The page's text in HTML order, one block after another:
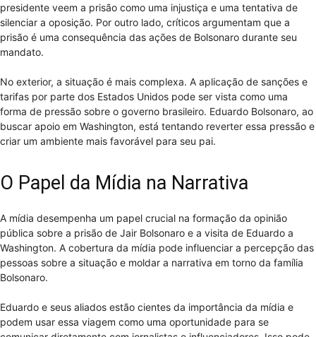
presidente veem a prisão como uma injustiça e uma tentativa de
silenciar a oposição. Por outro lado, críticos argumentam que a
prisão é uma consequência das ações de Bolsonaro durante seu
mandato.
No exterior, a situação é mais complexa. A aplicação de sanções e
tarifas por parte dos Estados Unidos pode ser vista como uma
forma de pressão sobre o governo brasileiro. Eduardo Bolsonaro, ao
buscar apoio em Washington, está tentando reverter essa pressão e
criar um ambiente mais favorável para seu pai.
O Papel da Mídia na Narrativa
A mídia desempenha um papel crucial na formação da opinião
pública sobre a prisão de Jair Bolsonaro e a visita de Eduardo a
Washington. A cobertura da mídia pode influenciar a percepção das
pessoas sobre a situação e moldar a narrativa em torno da família
Bolsonaro.
Eduardo e seus aliados estão cientes da importância da mídia e
podem usar essa viagem como uma oportunidade para se